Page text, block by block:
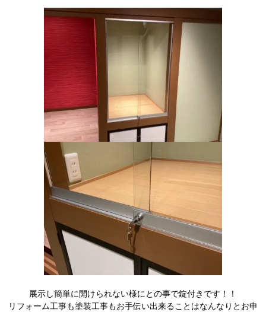
展示し簡単に開けられない様にとの事で錠付きです！！
リフォーム工事も塗装工事もお手伝い出来ることはなんなりとお申